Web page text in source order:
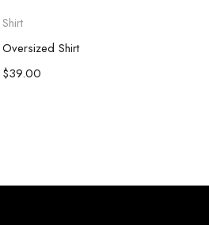
Shirt
Oversized Shirt
$39.00